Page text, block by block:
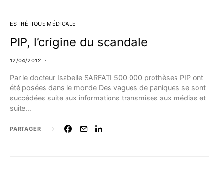
ESTHÉTIQUE MÉDICALE
PIP, l’origine du scandale
12/04/2012
Par le docteur Isabelle SARFATI 500 000 prothèses PIP ont
été posées dans le monde Des vagues de paniques se sont
succédées suite aux informations transmises aux médias et
suite…
PARTAGER